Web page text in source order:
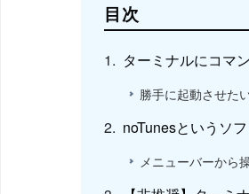
目次
ターミナルにコマ
勝手に起動させた
noTunesというソ
メニューバーから